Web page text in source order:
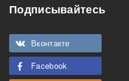
Можно с животными
Подписывайтесь
Вконтакте
Facebook